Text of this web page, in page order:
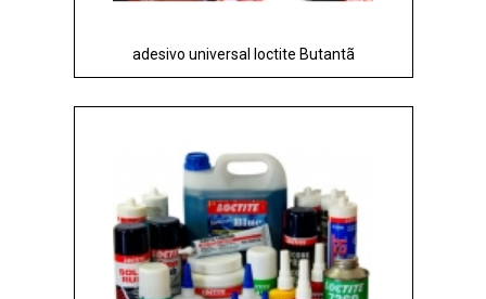
adesivo universal loctite Butantã